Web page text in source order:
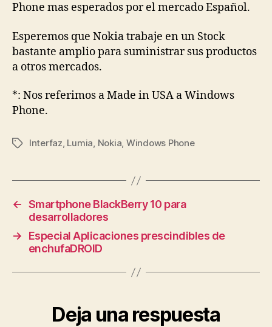
Phone mas esperados por el mercado Español.
Esperemos que Nokia trabaje en un Stock
bastante amplio para suministrar sus productos
a otros mercados.
*: Nos referimos a Made in USA a Windows
Phone.
Etiquetas
Interfaz, Lumia, Nokia, Windows Phone
← Smartphone BlackBerry 10 para
desarrolladores
→
Especial Aplicaciones prescindibles de
enchufaDROID
Deja una respuesta